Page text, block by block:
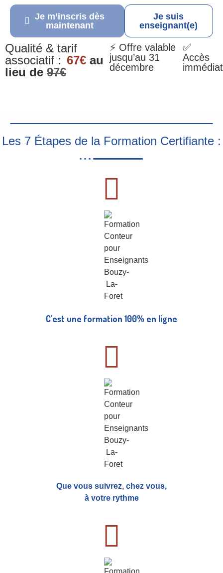
Je m’inscris dès
maintenant
Je suis
enseignant(e)
Qualité & tarif
associatif : 67€ au
lieu de 97€
⚡ Offre valable
jusqu’au 31
décembre
✅
Accès
immédiat
Les 7 Étapes de la Formation Certifiante :
C’est une formation 100% en ligne
Que vous suivrez, chez vous,
à votre rythme